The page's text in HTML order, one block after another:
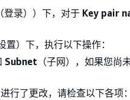
登录））下，对于 Key pair
置）下，执行以下操作：
Subnet （子网），如果您尚
行了更改，请检查以下各项：